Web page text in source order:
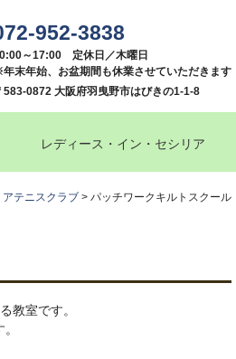
952-3838
～17:00 定休日／木曜日
末年始、お盆期間も休業させていただきます
583-0872 大阪府羽曳野市はびきの1-1-8
レディース・イン・セシリア
アテニスクラブ > パッチワークキルトスクール
教室です。